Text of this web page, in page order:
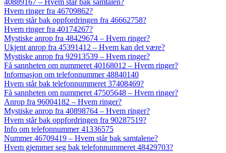
Hvem ringer fra 46709862?
Hvem står bak oppfordringen fra 46662758?
Hvem ringer fra 40174267?
Mystiske anrop fra 48429674 – Hvem ringer?
Ukjent anrop fra 45391412 – Hvem kan det være?
Mystiske anrop fra 92913539 – Hvem ringer?
Få sannheten om nummeret 40168012 – Hvem ringer?
Informasjon om telefonnummer 48840140
Hvem står bak telefonnummeret 37408469?
Få sannheten om nummeret 47505648 – Hvem ringer?
Anrop fra 96004182 – Hvem ringer?
Mystiske anrop fra 40898764 – Hvem ringer?
Hvem står bak oppfordringen fra 90287519?
Info om telefonnummer 41336575
Nummer 46709419 – Hvem står bak samtalene?
Hvem gjemmer seg bak telefonnummeret 48429703?